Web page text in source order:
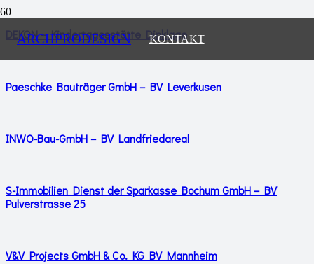
ARCHPRODESIGN KONTAKT
DEKON – Kindertagesstätte Dinklage
Paeschke Bauträger GmbH – BV Leverkusen
INWO-Bau-GmbH – BV Landfriedareal
S-Immobilien Dienst der Sparkasse Bochum GmbH – BV
Pulverstrasse 25
V&V Projects GmbH & Co. KG BV Mannheim